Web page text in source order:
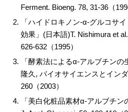
Ferment. Bioeng. 78, 31-36（
「ハイドロキノン-α-グルコサ
効果」(日本語)T. Nishimura et
626-632（1995）
「酵素法によるα-アルブチン
隆久, バイオサイエンスとイン
260（2003）
「美白化粧品素材α-アルブチ